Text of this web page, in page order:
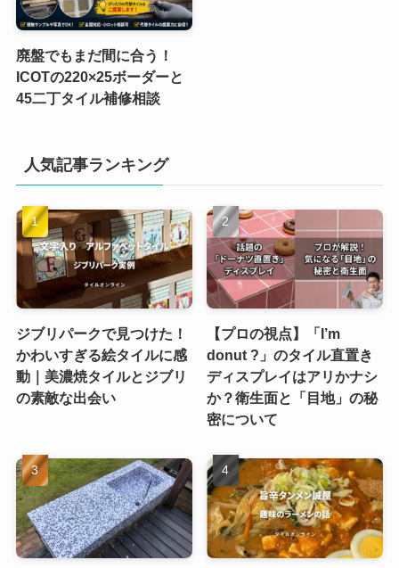
廃盤でもまだ間に合う！
ICOTの220×25ボーダーと
45二丁タイル補修相談
人気記事ランキング
ジブリパークで見つけた！
かわいすぎる絵タイルに感
動｜美濃焼タイルとジブリ
の素敵な出会い
【プロの視点】「I’m
donut ?」のタイル直置き
ディスプレイはアリかナシ
か？衛生面と「目地」の秘
密について